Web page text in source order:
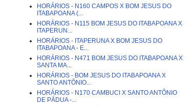
HORÁRIOS - N160 CAMPOS X BOM JESUS DO
ITABAPOANA (...
HORÁRIOS - N115 BOM JESUS DO ITABAPOANA X
ITAPERUN...
HORÁRIOS - ITAPERUNA X BOM JESUS DO
ITABAPOANA - E...
HORÁRIOS - N471 BOM JESUS DO ITABAPOANA X
SANTA MA...
HORÁRIOS - BOM JESUS DO ITABAPOANA X
SANTO ANTÔNIO...
HORÁRIOS - N170 CAMBUCI X SANTO ANTÔNIO
DE PÁDUA -...